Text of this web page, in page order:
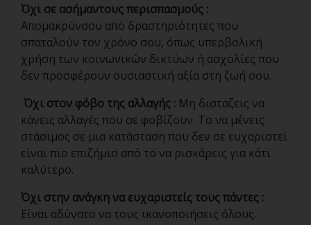
Όχι σε ασήμαντους περισπασμούς :
Απομακρύνσου από δραστηριότητες που
σπαταλούν τον χρόνο σου, όπως υπερβολική
χρήση των κοινωνικών δικτύων ή ασχολίες που
δεν προσφέρουν ουσιαστική αξία στη ζωή σου.
Όχι στον φόβο της αλλαγής : Μη διστάζεις να
κάνεις αλλαγές που σε φοβίζουν. Το να μένεις
στάσιμος σε μια κατάσταση που δεν σε ευχαριστεί
είναι πιο επιζήμιο από το να ρισκάρεις για κάτι
καλύτερο.
Όχι στην ανάγκη να ευχαριστείς τους πάντες :
Είναι αδύνατο να τους ικανοποιήσεις όλους.